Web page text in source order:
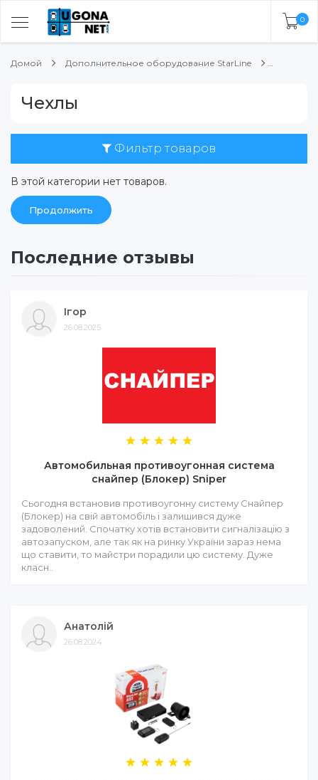
0
Домой Дополнительное оборудование StarLine
Чехлы
Фильтр товаров
В этой категории нет товаров.
Продолжить
Последние отзывы
Ігор
26.08.2025
Автомобильная противоугонная система
снайпер (Блокер) Sniper
Сьогодня встановив противоугонну систему Снайпер
(Блокер) на свій автомобіль і залишився дуже
задоволений. Спочатку хотів встановити сигналізацію з
автозапуском, але так як на ринку України зараз нема
що ставити, то майстри порадили цю систему. Дуже
класн..
Анатолій
26.08.2024